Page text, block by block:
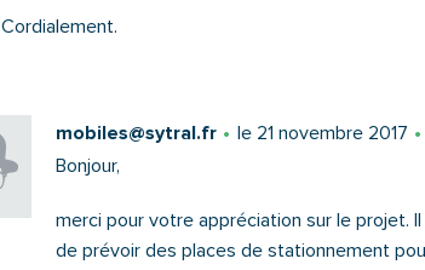
Cordialement.
mobiles@sytral.fr le 21 novembre 2017
Bonjour,
merci pour votre appréciation sur le projet.
de prévoir des places de stationnement